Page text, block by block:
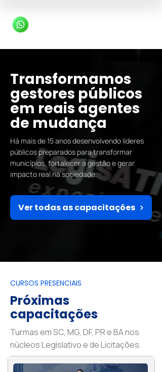
Transformamos
gestores públicos
em reais agentes
de mudança
Há mais de 15 anos desenvolvendo líderes
públicos preparados para transformar
municípios, fortalecer a gestão e gerar
impacto real na sociedade.
Ver todas as capacitações
CURSOS PRESENCIAIS
Próximas
capacitações
Turmas em SC, MG, DF, PR e BA nos
núcleos Legislativo e de Licitações.